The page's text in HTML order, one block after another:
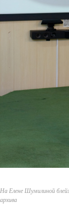
На Елене Шумилиной
архива